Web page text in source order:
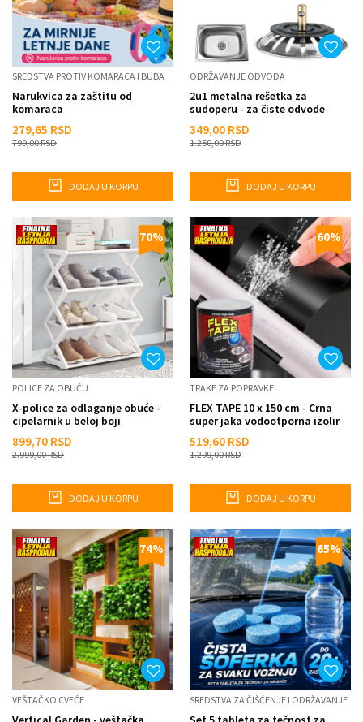
SREDSTVA PROTIV KOMARACA I BUBA
Narukvica za zaštitu od
komaraca
279,65 RSD
799,00RSD
DODAJ U KORPU
ODRŽAVANJE ODVODA
2u1 metalna rešetka za
sudoperu - za čiste odvode
349,00 RSD
1.250,00RSD
DODAJ U KORPU
70%
POLICE ZA OBUĆU
X-police za odlaganje obuće -
cipelarnik u beloj boji
899,70 RSD
2.999,00RSD
DODAJ U KORPU
60%
TRAKE ZA POPRAVKE
FLEX TAPE 10 x 150 cm - Crna
super jaka vodootporna izolir
519,60 RSD
1.299,00RSD
DODAJ U KORPU
74%
VEŠTAČKO CVEĆE
65%
SREDSTVA ZA ČIŠĆENJE I ODRŽAVANJE